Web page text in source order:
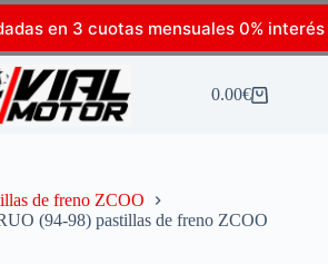
en 3 cuotas mensuales 0% interés
0.00€
de freno ZCOO
(94-98) pastillas de freno ZCOO